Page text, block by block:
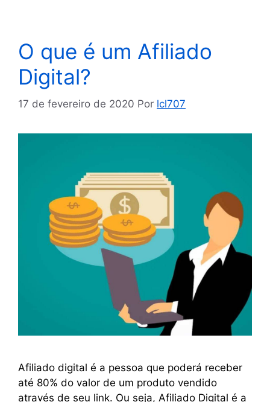
O que é um Afiliado
Digital?
17 de fevereiro de 2020 Por lcl707
Afiliado digital é a pessoa que poderá receber
até 80% do valor de um produto vendido
através de seu link. Ou seja, Afiliado Digital é a